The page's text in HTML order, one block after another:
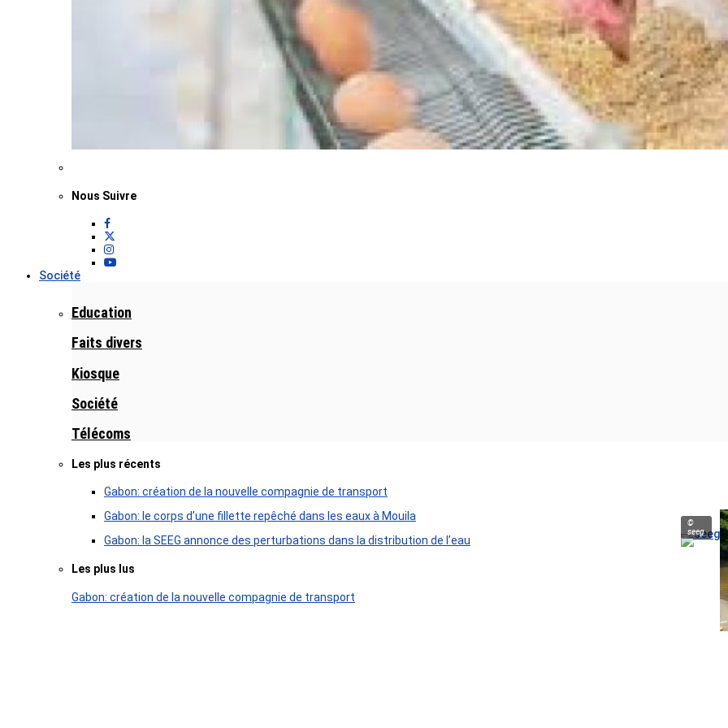
Nous Suivre
Société
Education
Faits divers
Kiosque
Société
Télécoms
Les plus récents
Gabon: création de la nouvelle compagnie de transport
Gabon: le corps d’une fillette repêché dans les eaux à Mouila
©
seeg
Gabon: la SEEG annonce des perturbations dans la distribution de l’eau
Les plus lus
Gabon: création de la nouvelle compagnie de transport